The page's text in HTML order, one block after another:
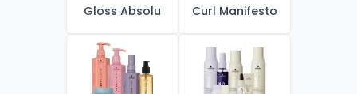
Gloss Absolu Curl Manifesto